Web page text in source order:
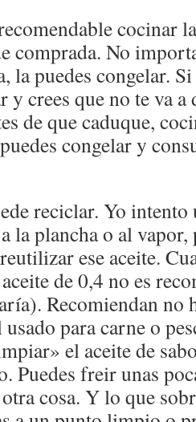
cocinar
comprada. No
la puedes congelar.
y crees que no te va
de que caduque,
congelar y
reciclar. Yo intento
la plancha o al
ese aceite.
de 0,4 no es
Recomiendan no
para carne o
el aceite de
Puedes freir unas
cosa. Y lo que